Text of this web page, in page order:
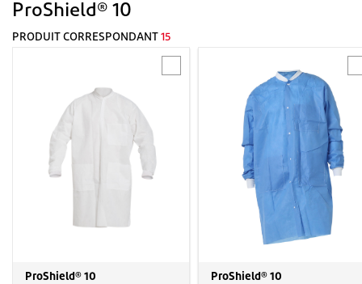
ProShield® 10
PRODUIT CORRESPONDANT 15
ProShield® 10 ProShield® 10